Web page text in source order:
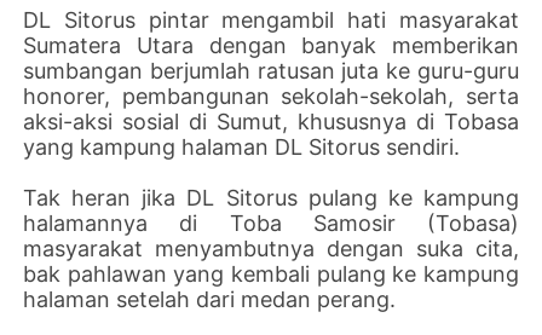
DL Sitorus pintar mengambil hati masyarakat
Sumatera Utara dengan banyak memberikan
sumbangan berjumlah ratusan juta ke guru-guru
honorer, pembangunan sekolah-sekolah, serta
aksi-aksi sosial di Sumut, khususnya di Tobasa
yang kampung halaman DL Sitorus sendiri.
Tak heran jika DL Sitorus pulang ke kampung
halamannya di Toba Samosir (Tobasa)
masyarakat menyambutnya dengan suka cita,
bak pahlawan yang kembali pulang ke kampung
halaman setelah dari medan perang.